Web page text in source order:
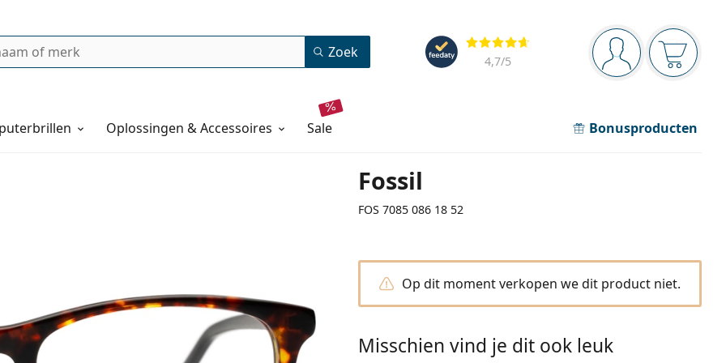
Navigatie
Je bent ingelogd
Jouw
Beoordelingen
4,7/5
Zoek
Oplossingen & Accessoires sale Bonusproducten
Fossil
FOS 7085 086 18 52
Op dit moment verkopen we dit product niet.
Misschien vind je dit ook leuk